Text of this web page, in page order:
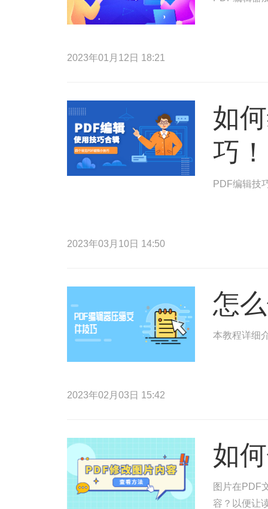
2023年01月12日 18:21
如
巧！
PDF编辑技
2023年03月10日 14:50
怎
本教程详细
2023年02月03日 15:42
如
图片在PDF
容？以便让